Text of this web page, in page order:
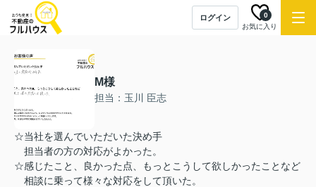
ログイン
お気に入り
0
M様
担当：玉川 臣志
☆当社を選んでいただいた決め手
担当者の方の対応がよかった。
☆感じたこと、良かった点、もっとこうして欲しかったことなど
相談に乗って様々な対応をして頂いた。